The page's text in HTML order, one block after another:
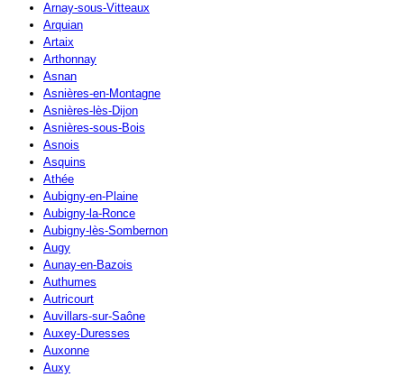
Arnay-sous-Vitteaux
Arquian
Artaix
Arthonnay
Asnan
Asnières-en-Montagne
Asnières-lès-Dijon
Asnières-sous-Bois
Asnois
Asquins
Athée
Aubigny-en-Plaine
Aubigny-la-Ronce
Aubigny-lès-Sombernon
Augy
Aunay-en-Bazois
Authumes
Autricourt
Auvillars-sur-Saône
Auxey-Duresses
Auxonne
Auxy